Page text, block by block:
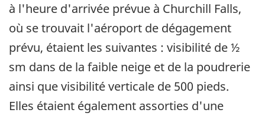
à l'heure d'arrivée prévue à Churchill Falls,
où se trouvait l'aéroport de dégagement
prévu, étaient les suivantes : visibilité de ½
sm dans de la faible neige et de la poudrerie
ainsi que visibilité verticale de 500 pieds.
Elles étaient également assorties d'une